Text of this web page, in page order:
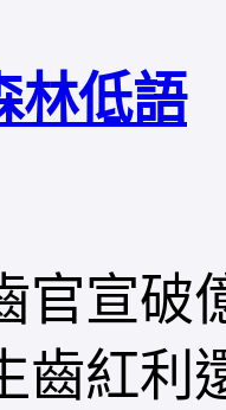
林低語
官宣破
齒紅利